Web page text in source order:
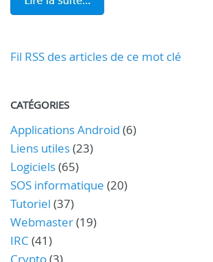
Fil RSS des articles de ce mot clé
CATÉGORIES
Applications Android (6)
Liens utiles(23)
Logiciels(65)
SOS informatique (20)
Tutoriel (37)
Webmaster(19)
IRC (41)
Crypto(3)